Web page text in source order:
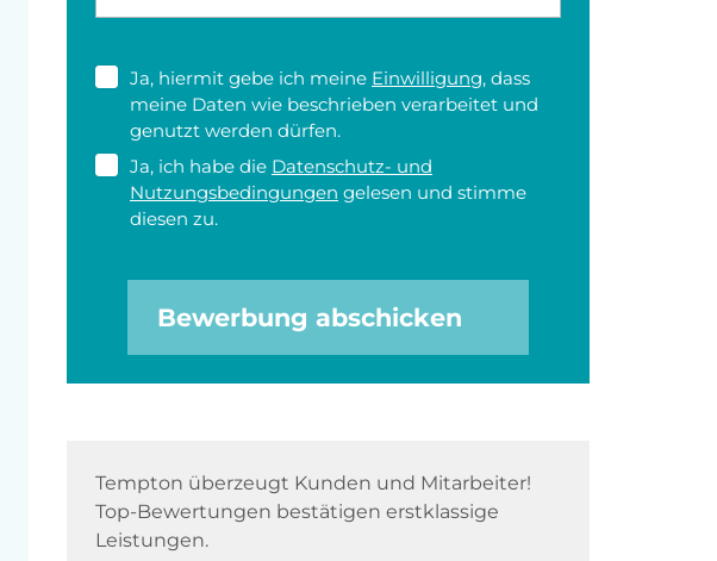
Ja, hiermit gebe ich meine Einwilligung, dass
meine Daten wie beschrieben verarbeitet und
genutzt werden dürfen.
Ja, ich habe die Datenschutz- und
Nutzungsbedingungen gelesen und stimme
diesen zu.
Bewerbung abschicken
Tempton überzeugt Kunden und Mitarbeiter!
Top-Bewertungen bestätigen erstklassige
Leistungen.